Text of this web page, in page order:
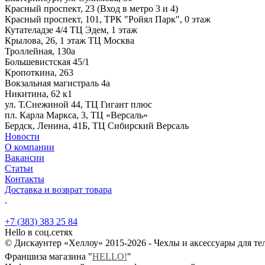
Красный проспект, 23 (Вход в метро 3 и 4)
Красный проспект, 101, ТРК "Ройял Парк", 0 этаж
Кутателадзе 4/4 ТЦ Эдем, 1 этаж
Крылова, 26, 1 этаж ТЦ Москва
Троллейная, 130а
Большевистская 45/1
Кропоткина, 263
Вокзальная магистраль 4а
Никитина, 62 к1
ул. Т.Снежиной 44, ТЦ Гигант плюс
пл. Карла Маркса, 3, ТЦ «Версаль»
Бердск, Ленина, 41Б, ТЦ Сибирский Версаль
Новости
О компании
Вакансии
Статьи
Контакты
Доставка и возврат товара
.
+7 (383) 383 25 84
Hello в соц.сетях
© Дискаунтер «Хеллоу» 2015-2026 - Чехлы и аксессуары для
Франшиза магазина "HELLO!"